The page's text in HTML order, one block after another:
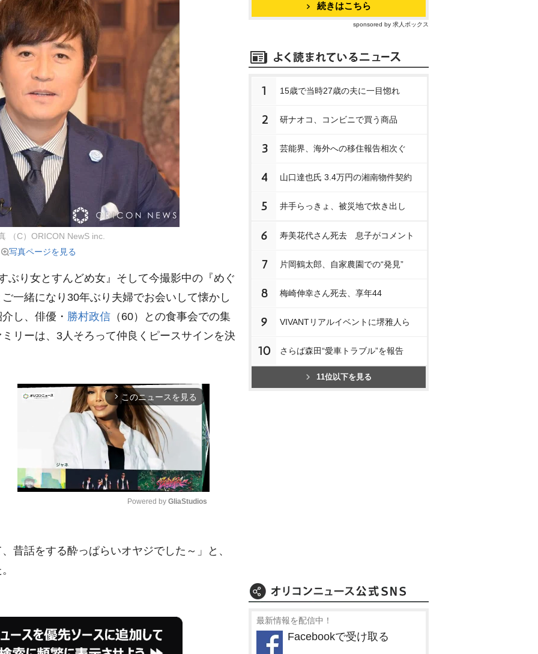
（C）ORICON NewS inc.
写真ページを見る
り女とすんどめ女』そして今撮影中の『めぐ
一緒になり30年ぶり夫婦でお会いして懐かし
し、俳優・ 勝村政信 （60）との食事会での集
リーは、3人そろって仲良くピースサインを決
arrow_forward_ios このニュースを見る
u
Powered by GliaStudios
話をする酔っぱらいオヤジでした～」と、
続きはこちら
sponsored by 求人ボックス
1 15歳で当時27歳の夫に一目惚れ
2 研ナオコ、コンビニで買う商品
3 芸能界、海外への移住報告相次ぐ
4 山口達也氏 3.4万円の湘南物件契約
5 井手らっきょ、被災地で炊き出し
6 寿美花代さん死去 息子がコメント
7 片岡鶴太郎、自家農園での“発見”
8 梅崎伸幸さん死去、享年44
9 VIVANTリアルイベントに堺雅人ら
10 さらば森田“愛車トラブル”を報告
11位以下を見る
最新情報を配信中！
Facebookで受け取る